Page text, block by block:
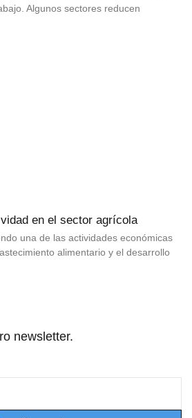
Algunos sectores reducen
en el sector agrícola
una de las actividades económicas
alimentario y el desarrollo
newsletter.